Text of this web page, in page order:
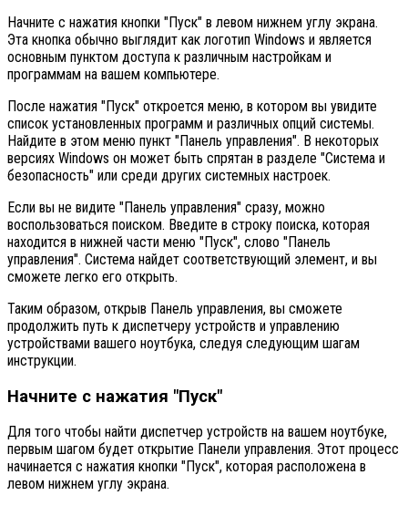
Начните с нажатия кнопки "Пуск" в левом нижнем углу экрана.
Эта кнопка обычно выглядит как логотип Windows и является
основным пунктом доступа к различным настройкам и
программам на вашем компьютере.
После нажатия "Пуск" откроется меню, в котором вы увидите
список установленных программ и различных опций системы.
Найдите в этом меню пункт "Панель управления". В некоторых
версиях Windows он может быть спрятан в разделе "Система и
безопасность" или среди других системных настроек.
Если вы не видите "Панель управления" сразу, можно
воспользоваться поиском. Введите в строку поиска, которая
находится в нижней части меню "Пуск", слово "Панель
управления". Система найдет соответствующий элемент, и вы
сможете легко его открыть.
Таким образом, открыв Панель управления, вы сможете
продолжить путь к диспетчеру устройств и управлению
устройствами вашего ноутбука, следуя следующим шагам
инструкции.
Начните с нажатия "Пуск"
Для того чтобы найти диспетчер устройств на вашем ноутбуке,
первым шагом будет открытие Панели управления. Этот процесс
начинается с нажатия кнопки "Пуск", которая расположена в
левом нижнем углу экрана.